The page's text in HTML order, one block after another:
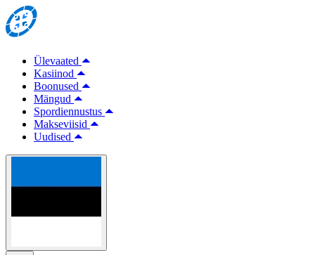
Ülevaated
Kasiinod
Boonused
Mängud
Spordiennustus
Makseviisid
Uudised